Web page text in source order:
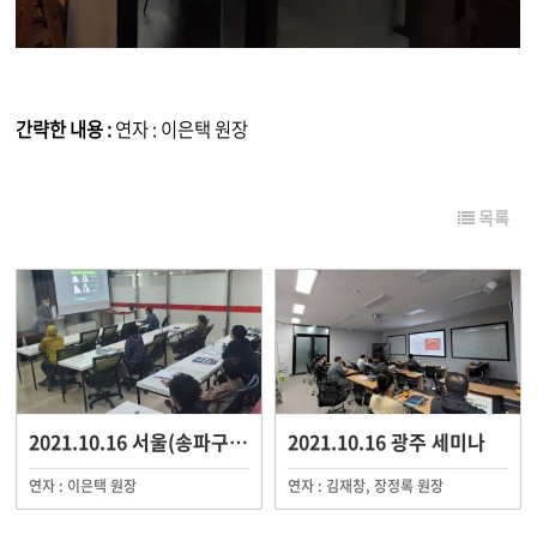
간략한 내용 :연자 : 이은택 원장
목록
2021.10.16 서울(송파구) 세미나
연자 : 이은택 원장
2021.10.16 광주 세미나
연자 : 김재창, 장정록 원장